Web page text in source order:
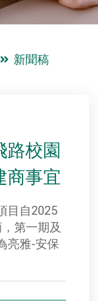
新聞稿
路校園
商事宜
目自2025
第一期及
亮雅-安保